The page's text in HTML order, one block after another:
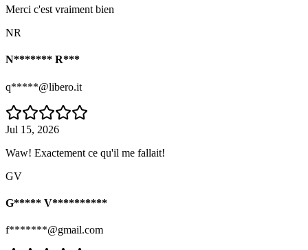
Merci c'est vraiment bien
NR
N******* R***
q*****@libero.it
Jul 15, 2026
Waw! Exactement ce qu'il me fallait!
GV
G***** V**********
f*******@gmail.com